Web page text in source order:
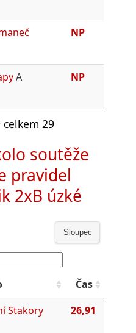
NP
A NP
29
soutěže
pravidel
2xB úzké
Sloupec
Čas
Stakory
26,91